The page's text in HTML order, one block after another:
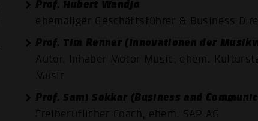
Prof. Hubert Wandjo
ehemaliger Geschäftsführer & Business
Prof. Tim Renner (Innovationen der
Autor, Inhaber Motor Music, ehem.
Music
Prof. Sami Sokkar (Business and
Freiberuflicher Coach, ehem. SAP AG